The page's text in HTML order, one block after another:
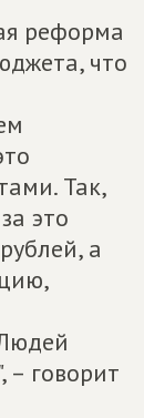
реформа
что
Так,
это
а
– говорит